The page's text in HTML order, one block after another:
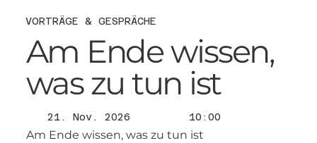
VORTRÄGE & GESPRÄCHE
Am Ende wissen,
was zu tun ist
21. Nov. 2026 10:00
Am Ende wissen, was zu tun ist